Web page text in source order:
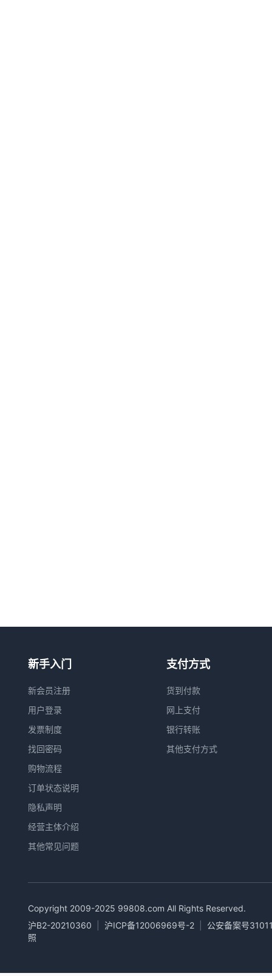
新手入门
新会员注册
用户登录
发票制度
找回密码
购物流程
订单状态说明
隐私声明
经营主体介绍
其他常见问题
支付方式
货到付款
网上支付
银行转账
其他支付方式
Copyright 2009-2025 99808.com All Rights Reserved.
沪B2-20210360
沪ICP备12006969号-2
公安备案号
照